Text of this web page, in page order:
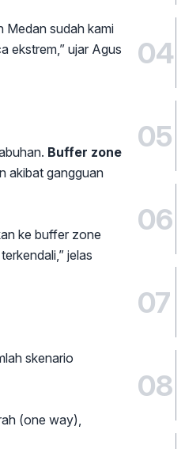
Medan sudah kami
ekstrem,” ujar Agus
Buffer zone
akibat gangguan
ke buffer zone
jelas
skenario
(one way),
04
05
06
07
08